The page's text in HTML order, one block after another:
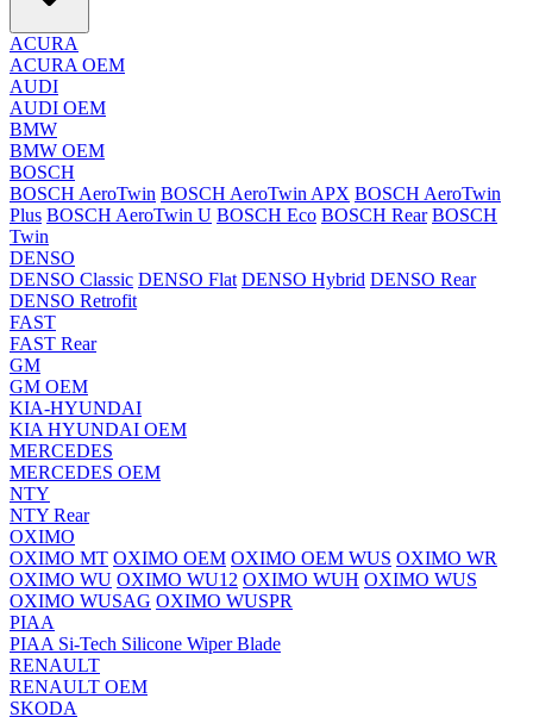
ACURA
ACURA OEM
AUDI
AUDI OEM
BMW
BMW OEM
BOSCH
BOSCH AeroTwin BOSCH AeroTwin APX BOSCH AeroTwin
Plus BOSCH AeroTwin U BOSCH Eco BOSCH Rear BOSCH
Twin
DENSO
DENSO Classic DENSO Flat DENSO Hybrid DENSO Rear
DENSO Retrofit
FAST
FAST Rear
GM
GM OEM
KIA-HYUNDAI
KIA HYUNDAI OEM
MERCEDES
MERCEDES OEM
NTY
NTY Rear
OXIMO
OXIMO MT OXIMO OEM OXIMO OEM WUS OXIMO WR
OXIMO WU OXIMO WU12 OXIMO WUH OXIMO WUS
OXIMO WUSAG OXIMO WUSPR
PIAA
PIAA Si-Tech Silicone Wiper Blade
RENAULT
RENAULT OEM
SKODA